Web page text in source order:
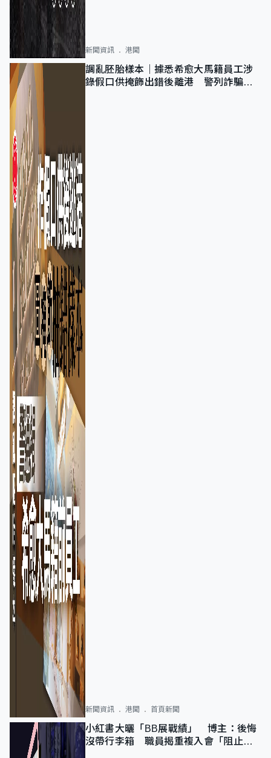
新聞資訊 港聞
調亂胚胎樣本｜據悉希愈大馬籍員工涉
錄假口供掩飾出錯後離港 警列詐騙
新聞資訊 港聞 首頁新聞
小紅書大曬「BB展戰績」 博主：後悔
沒帶行李箱 職員揭重複入會「阻止唔